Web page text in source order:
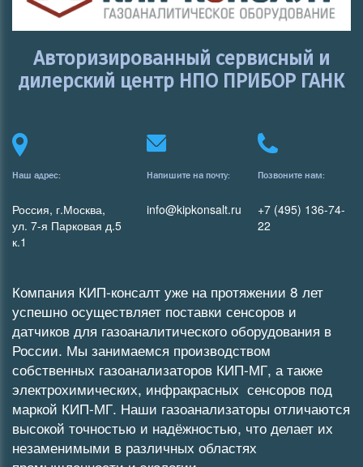
Авторизированный сервисный и
дилерский центр НПО ПРИБОР ГАНК
Компания КИП-консалт уже на протяжении 8 лет
успешно осуществляет поставки сенсоров и
датчиков для газоаналитического оборудования в
России. Мы занимаемся производством
собственных газоанализаторов КИП-МГ, а также
электрохимических, инфракрасных сенсоров под
маркой КИП-МГ. Наши газоанализаторы отличаются
высокой точностью и надёжностью, что делает их
незаменимыми в различных областях
Наш адрес:
Россия, г.Москва,
ул. 7-я Парковая д.5
к.1
Напишите на почту:
info@kipkonsalt.ru
Позвоните нам:
+7 (495) 136-74-
22